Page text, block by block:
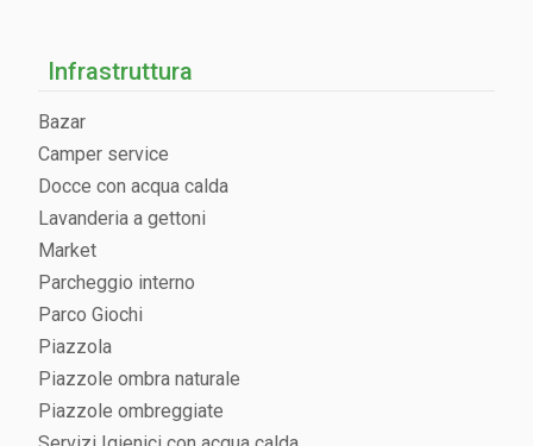
Infrastruttura
Bazar
Camper service
Docce con acqua calda
Lavanderia a gettoni
Market
Parcheggio interno
Parco Giochi
Piazzola
Piazzole ombra naturale
Piazzole ombreggiate